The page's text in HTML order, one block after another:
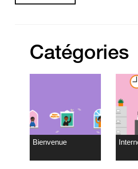
Catégories
Bienvenue